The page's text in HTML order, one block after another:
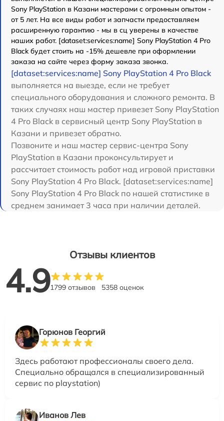
Sony PlayStation в Казани мастерами с огромным опытом -
от 5 лет. На все виды работ и запчасти предоставляем
расширенную гарантию - мы в сц уверены в качестве
наших работ. [dataset:services:name] Sony PlayStation 4 Pro
Black будет стоить на -15% дешевле при оформлении
заказа на сайте через форму заказа звонка.
[dataset:services:name] Sony PlayStation 4 Pro Black
выполняется на выезде, если не требует
специального оборудования и сложного ремонта. В
таких случаях наш мастер привезет Sony PlayStation
4 Pro Black в сервисный центр Sony PlayStation в
Казани и привезет обратно.
Позвоните и наш мастер сервис-центра Sony
PlayStation в Казани проконсультирует и
рассчитает стоимость работ над игровой приставки
Sony PlayStation 4 Pro Black. [dataset:services:name]
Sony PlayStation 4 Pro Black по нашей статистике в
среднем занимает 3 часа при наличии деталей.
Отзывы клиентов
4.91799 отзывов 5358 оценок
Горюнов Георгий
Здесь работают профессионалы своего дела.
Специально обращался в специализированный
сервис по playstation)
Иванов Лев